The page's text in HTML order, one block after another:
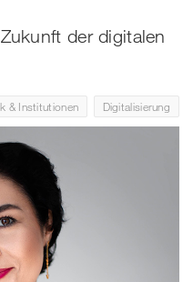
der digitalen
& Institutionen Digitalisierung